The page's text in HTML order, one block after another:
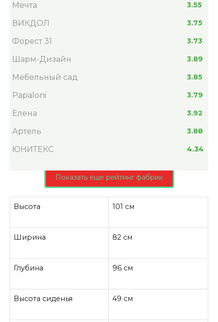
Мечта 3.55
ВИКДОЛ 3.75
Форест 31 3.73
Шарм-Дизайн 3.89
Мебельный сад 3.85
Papaloni 3.79
Елена 3.92
Артель 3.88
ЮНИТЕКС 4.34
Показать еще рейтинг фабрик
Высота 101 см
Ширина 82 см
Глубина 96 см
Высота сиденья 49 см